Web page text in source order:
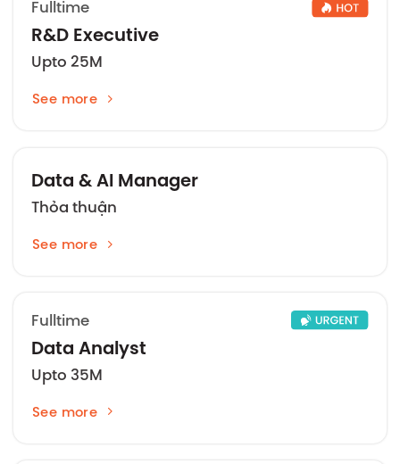
Fulltime
R&D Executive
Upto 25M
See more
Data & AI Manager
Thỏa thuận
See more
Fulltime
Data Analyst
Upto 35M
See more